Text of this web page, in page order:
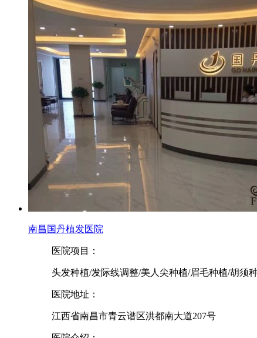
南昌国丹植发医院
医院项目：
头发种植/发际线调整/美人尖种植/眉毛种植/胡须
医院地址：
江西省南昌市青云谱区洪都南大道207号